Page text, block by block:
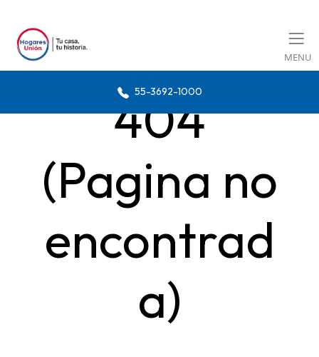
MENU
55-3692-1000
404
(Pagina no
encontrad
a)